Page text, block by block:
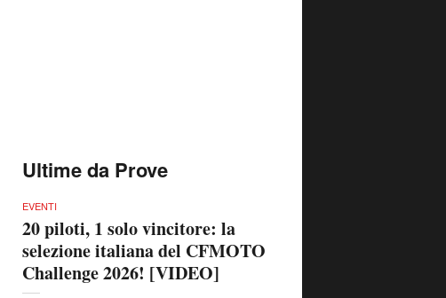
Ultime da Prove
EVENTI
20 piloti, 1 solo vincitore: la
selezione italiana del CFMOTO
Challenge 2026! [VIDEO]